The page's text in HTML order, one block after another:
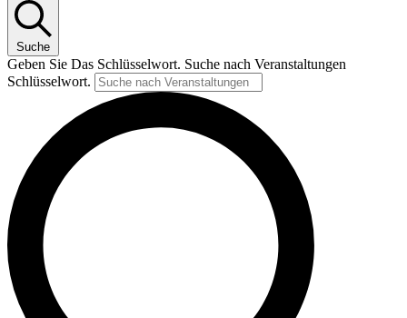
Suche
Geben Sie Das Schlüsselwort. Suche nach Veranstaltungen
Schlüsselwort.